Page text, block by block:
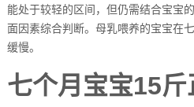
能处于较轻的区间，但仍需结合宝宝
面因素综合判断。母乳喂养的宝宝在
缓慢。
七个月宝宝15斤